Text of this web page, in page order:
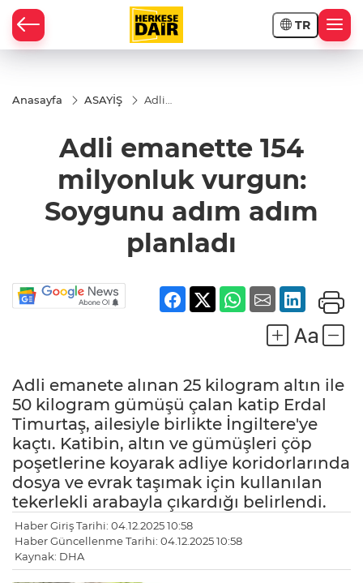
TR
Anasayfa ASAYİŞ
Adli
vurgun:
adım
adım
planladı
Adli emanette 154
milyonluk vurgun:
Soygunu adım adım
planladı
Adli emanete alınan 25 kilogram altın ile
50 kilogram gümüşü çalan katip Erdal
Timurtaş, ailesiyle birlikte İngiltere'ye
kaçtı. Katibin, altın ve gümüşleri çöp
poşetlerine koyarak adliye koridorlarında
dosya ve evrak taşımak için kullanılan
tekerlekli arabayla çıkardığı belirlendi.
Haber Giriş Tarihi: 04.12.2025 10:58
Haber Güncellenme Tarihi: 04.12.2025 10:58
Kaynak: DHA